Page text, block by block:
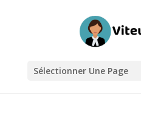
Sélectionner Une Page